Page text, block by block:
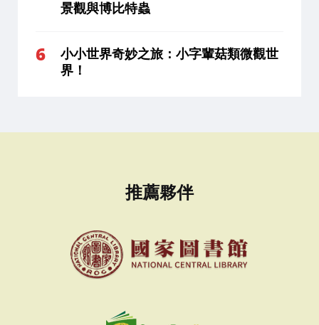
景觀與博比特蟲
小小世界奇妙之旅：小字輩菇類微觀世
界！
推薦夥伴